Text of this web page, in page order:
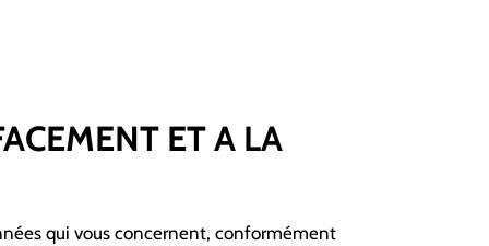
ET A LA
qui vous concernent, conformément